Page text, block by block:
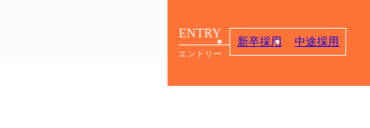
ENTRY
エントリー
新卒採用 中途採用